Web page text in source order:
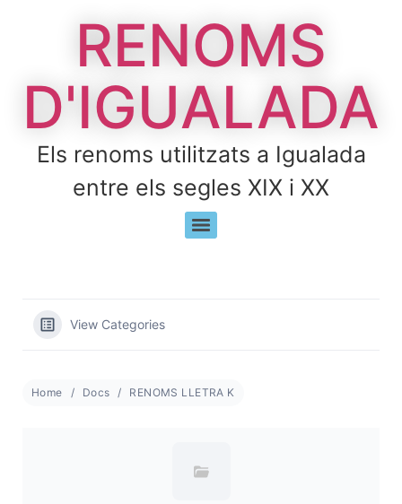
RENOMS
D'IGUALADA
Els renoms utilitzats a Igualada
entre els segles XIX i XX
View Categories
Home Docs RENOMS LLETRA K